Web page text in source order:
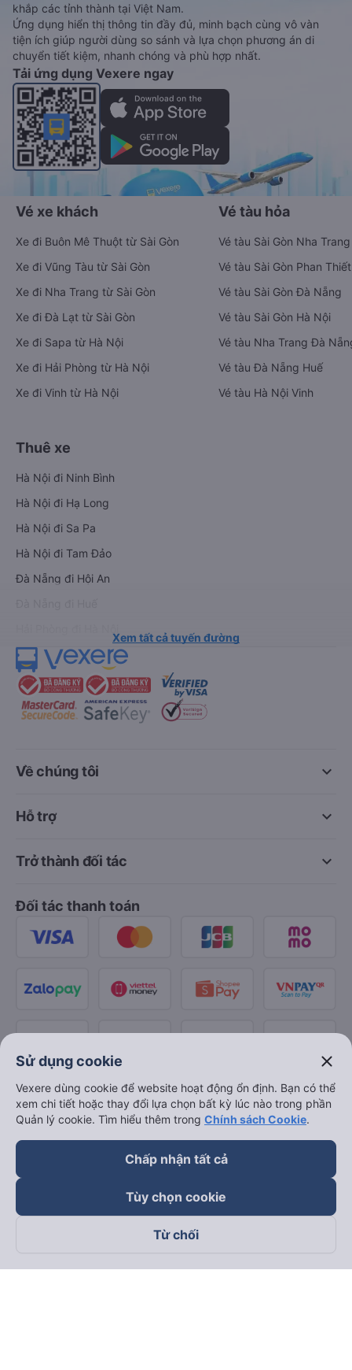
khắp các tỉnh thành tại Việt Nam.
Ứng dụng hiển thị thông tin đầy đủ, minh bạch cùng vô vàn
tiện ích giúp người dùng so sánh và lựa chọn phương án di
chuyển tiết kiệm, nhanh chóng và phù hợp nhất.
Tải ứng dụng Vexere ngay
Vé xe khách
Xe đi Buôn Mê Thuột từ Sài Gòn
Xe đi Vũng Tàu từ Sài Gòn
Xe đi Nha Trang từ Sài Gòn
Xe đi Đà Lạt từ Sài Gòn
Xe đi Sapa từ Hà Nội
Xe đi Hải Phòng từ Hà Nội
Xe đi Vinh từ Hà Nội
Vé tàu hỏa
Vé tàu Sài Gòn Nha Trang
Vé tàu Sài Gòn Phan Thiết
Vé tàu Sài Gòn Đà Nẵng
Vé tàu Sài Gòn Hà Nội
Vé tàu Nha Trang Đà
Vé tàu Đà Nẵng Huế
Vé tàu Hà Nội Vinh
Thuê xe
Hà Nội đi Ninh Bình
Hà Nội đi Hạ Long
Hà Nội đi Sa Pa
Hà Nội đi Tam Đảo
Đà Nẵng đi Hội An
Xem tất cả tuyến đường
keyboard_arrow_down
Về chúng tôi
keyboard_arrow_down
Hỗ trợ
keyboard_arrow_down
Trở thành đối tác
Đối tác thanh toán
Theo dõi chúng tôi trên
Sử dụng cookie close
Vexere dùng cookie để website hoạt động ổn định. Bạn có thể
xem chi tiết hoặc thay đổi lựa chọn bất kỳ lúc nào trong phần
Quản lý cookie. Tìm hiểu thêm trong Chính sách Cookie.
Chấp nhận tất cả
Tùy chọn cookie
Từ chối